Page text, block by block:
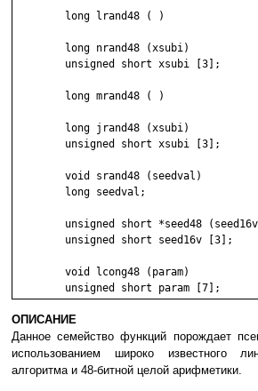
ОПИСАНИЕ
Данное семейство функций порождает
использованием широко известного
алгоритма и 48-битной целой арифметики.